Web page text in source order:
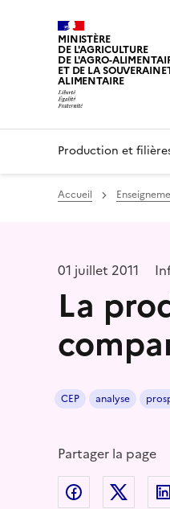
MINISTÈRE
DE L'AGRICULTURE
DE L'AGRO-
ET DE LA
ALIMENTAIRE
Production et
Accueil
01 juillet 2011
La
CEP analyse
Partager la page
Partager sur